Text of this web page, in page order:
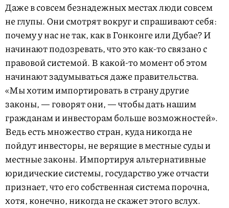
Даже в совсем безнадежных местах люди совсем
не глупы. Они смотрят вокруг и спрашивают себя:
почему у нас не так, как в Гонконге или Дубае? И
начинают подозревать, что это как-то связано с
правовой системой. В какой-то момент об этом
начинают задумываться даже правительства.
«Мы хотим импортировать в страну другие
законы, — говорят они, — чтобы дать нашим
гражданам и инвесторам больше возможностей».
Ведь есть множество стран, куда никогда не
пойдут инвесторы, не верящие в местные суды и
местные законы. Импортируя альтернативные
юридические системы, государство уже отчасти
признает, что его собственная система порочна,
хотя, конечно, никогда не скажет этого вслух.